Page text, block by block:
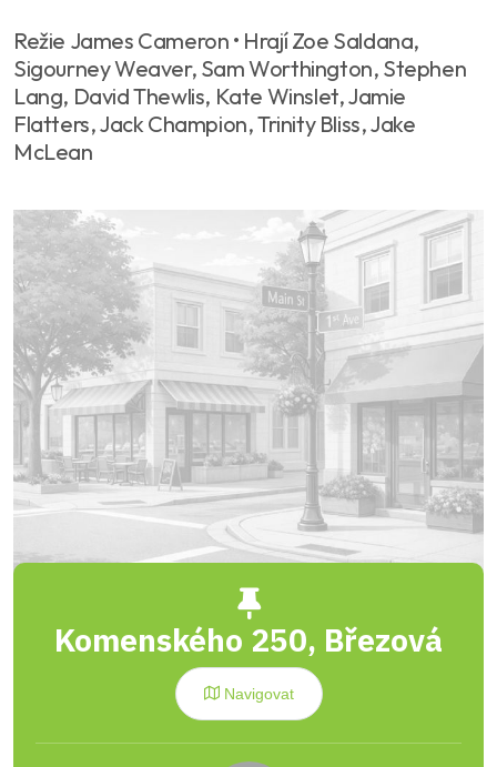
Režie James Cameron • Hrají Zoe Saldana,
Sigourney Weaver, Sam Worthington, Stephen
Lang, David Thewlis, Kate Winslet, Jamie
Flatters, Jack Champion, Trinity Bliss, Jake
McLean
Komenského 250, Březová
Navigovat